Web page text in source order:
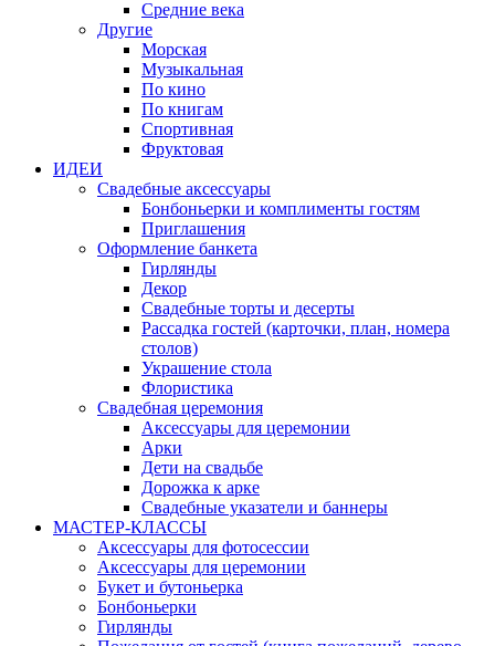
Средние века
Другие
Морская
Музыкальная
По кино
По книгам
Спортивная
Фруктовая
ИДЕИ
Свадебные аксессуары
Бонбоньерки и комплименты гостям
Приглашения
Оформление банкета
Гирлянды
Декор
Свадебные торты и десерты
Рассадка гостей (карточки, план, номера
столов)
Украшение стола
Флористика
Свадебная церемония
Аксессуары для церемонии
Арки
Дети на свадьбе
Дорожка к арке
Свадебные указатели и баннеры
МАСТЕР-КЛАССЫ
Аксессуары для фотосессии
Аксессуары для церемонии
Букет и бутоньерка
Бонбоньерки
Гирлянды